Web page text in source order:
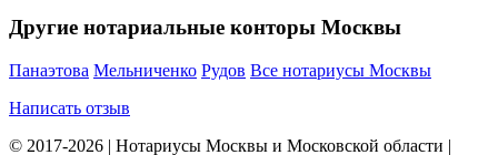
Другие нотариальные конторы Москвы
Панаэтова Мельниченко Рудов Все нотариусы Москвы
Написать отзыв
© 2017-2026 | Нотариусы Москвы и Московской области |